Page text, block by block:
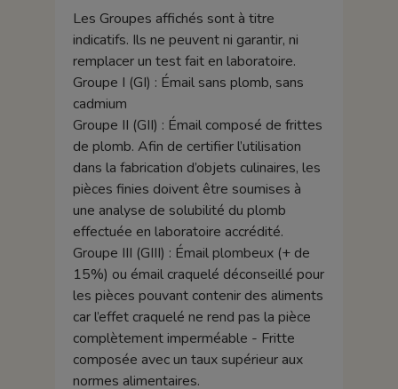
Les Groupes affichés sont à titre
indicatifs. Ils ne peuvent ni garantir, ni
remplacer un test fait en laboratoire.
Groupe I (GI) : Émail sans plomb, sans
cadmium
Groupe II (GII) : Émail composé de frittes
de plomb. Afin de certifier l’utilisation
dans la fabrication d’objets culinaires, les
pièces finies doivent être soumises à
une analyse de solubilité du plomb
effectuée en laboratoire accrédité.
Groupe III (GIII) : Émail plombeux (+ de
15%) ou émail craquelé déconseillé pour
les pièces pouvant contenir des aliments
car l’effet craquelé ne rend pas la pièce
complètement imperméable - Fritte
composée avec un taux supérieur aux
normes alimentaires.